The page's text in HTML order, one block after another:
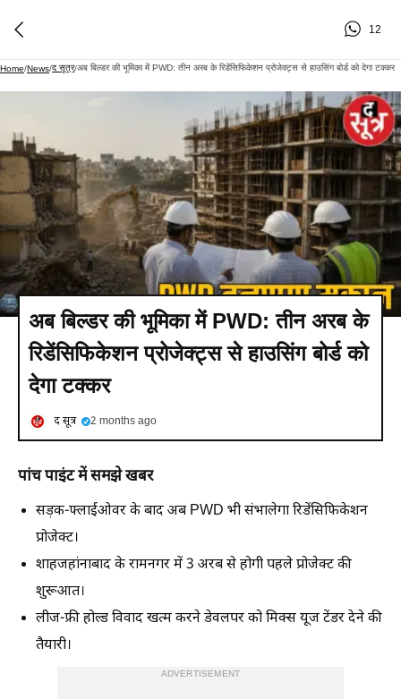
12
Home/News/द सूत्र/अब बिल्डर की भूमिका में PWD: तीन अरब के रिडेंसिफिकेशन प्रोजेक्ट्स से हाउसिंग बोर्ड को देगा टक्कर
अब बिल्डर की भूमिका में PWD: तीन अरब के
रिडेंसिफिकेशन प्रोजेक्ट्स से हाउसिंग बोर्ड को
देगा टक्कर
द सूत्र 2 months ago
पांच पाइंट में समझे खबर
सड़क-फ्लाईओवर के बाद अब PWD भी संभालेगा रिडेंसिफिकेशन
प्रोजेक्ट।
शाहजहांनाबाद के रामनगर में 3 अरब से होगी पहले प्रोजेक्ट की
शुरूआत।
लीज-फ्री होल्ड विवाद खत्म करने डेवलपर को मिक्स यूज टेंडर देने की
तैयारी।
ADVERTISEMENT